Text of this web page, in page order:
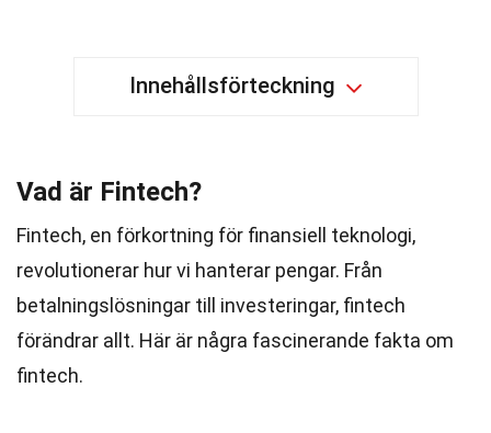
Innehållsförteckning
Vad är Fintech?
Fintech, en förkortning för finansiell teknologi,
revolutionerar hur vi hanterar pengar. Från
betalningslösningar till investeringar, fintech
förändrar allt. Här är några fascinerande fakta om
fintech.